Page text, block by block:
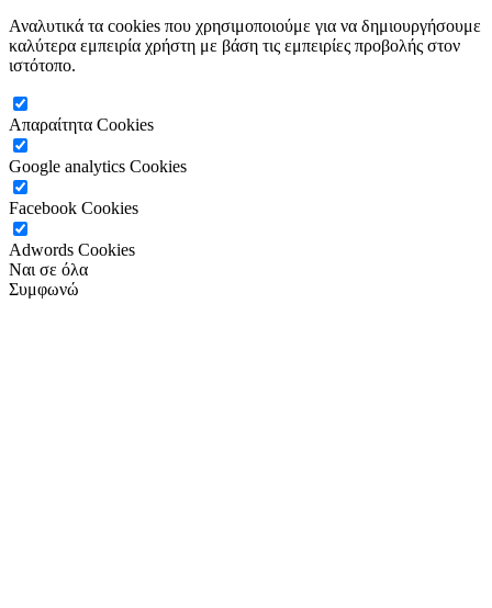
Αναλυτικά τα cookies που χρησιμοποιούμε για να δημιουργήσουμε
καλύτερα εμπειρία χρήστη με βάση τις εμπειρίες προβολής στον
ιστότοπο.
Απαραίτητα Cookies
Google analytics Cookies
Facebook Cookies
Adwords Cookies
Ναι σε όλα
Συμφωνώ